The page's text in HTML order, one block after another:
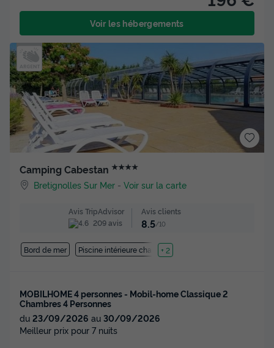
Voir les hébergements
Camping Cabestan ★★★★
Bretignolles Sur Mer -Voir sur la carte
Avis TripAdvisor
209 avis
Avis clients
8.5/10
Bord de mer Piscine intérieure chauffée
+ 2
MOBILHOME 4 personnes - Mobil-home Classique 2
Chambres 4 Personnes
du 23/09/2026 au 30/09/2026
Meilleur prix pour 7 nuits